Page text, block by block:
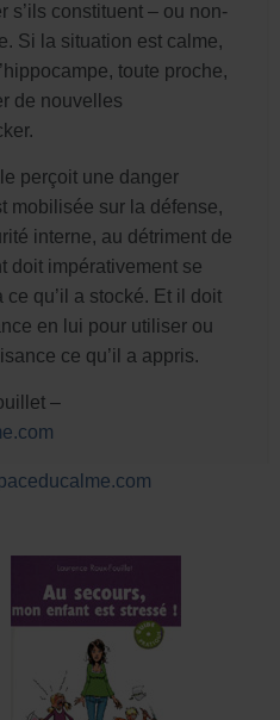
s’ils constituent – ou non-
Si la situation est calme,
toute proche,
de nouvelles
perçoit une danger
mobilisée sur la défense,
interne, au détriment de
doit impérativement se
qu’il a stocké. Et il doit
en lui pour utiliser ou
ce qu’il a appris.
–